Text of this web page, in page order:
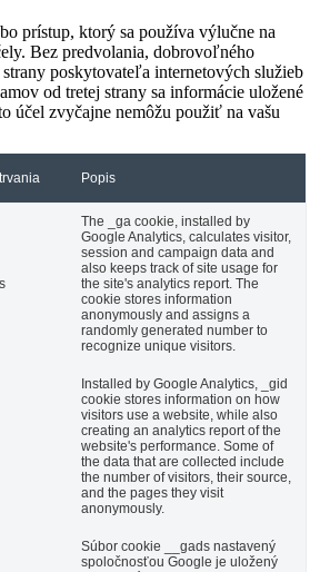
prístup, ktorý sa používa výlučne na
Bez predvolania, dobrovoľného
poskytovateľa internetových služieb
od tretej strany sa informácie uložené
účel zvyčajne nemôžu použiť na vašu
Popis
The _ga cookie, installed by
Google Analytics, calculates visitor,
session and campaign data and
also keeps track of site usage for
the site's analytics report. The
cookie stores information
anonymously and assigns a
randomly generated number to
recognize unique visitors.
Installed by Google Analytics, _gid
cookie stores information on how
visitors use a website, while also
creating an analytics report of the
website's performance. Some of
the data that are collected include
the number of visitors, their source,
and the pages they visit
anonymously.
Súbor cookie __gads nastavený
spoločnosťou Google je uložený